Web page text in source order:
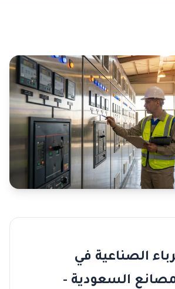
الصناعية في
السعودية -